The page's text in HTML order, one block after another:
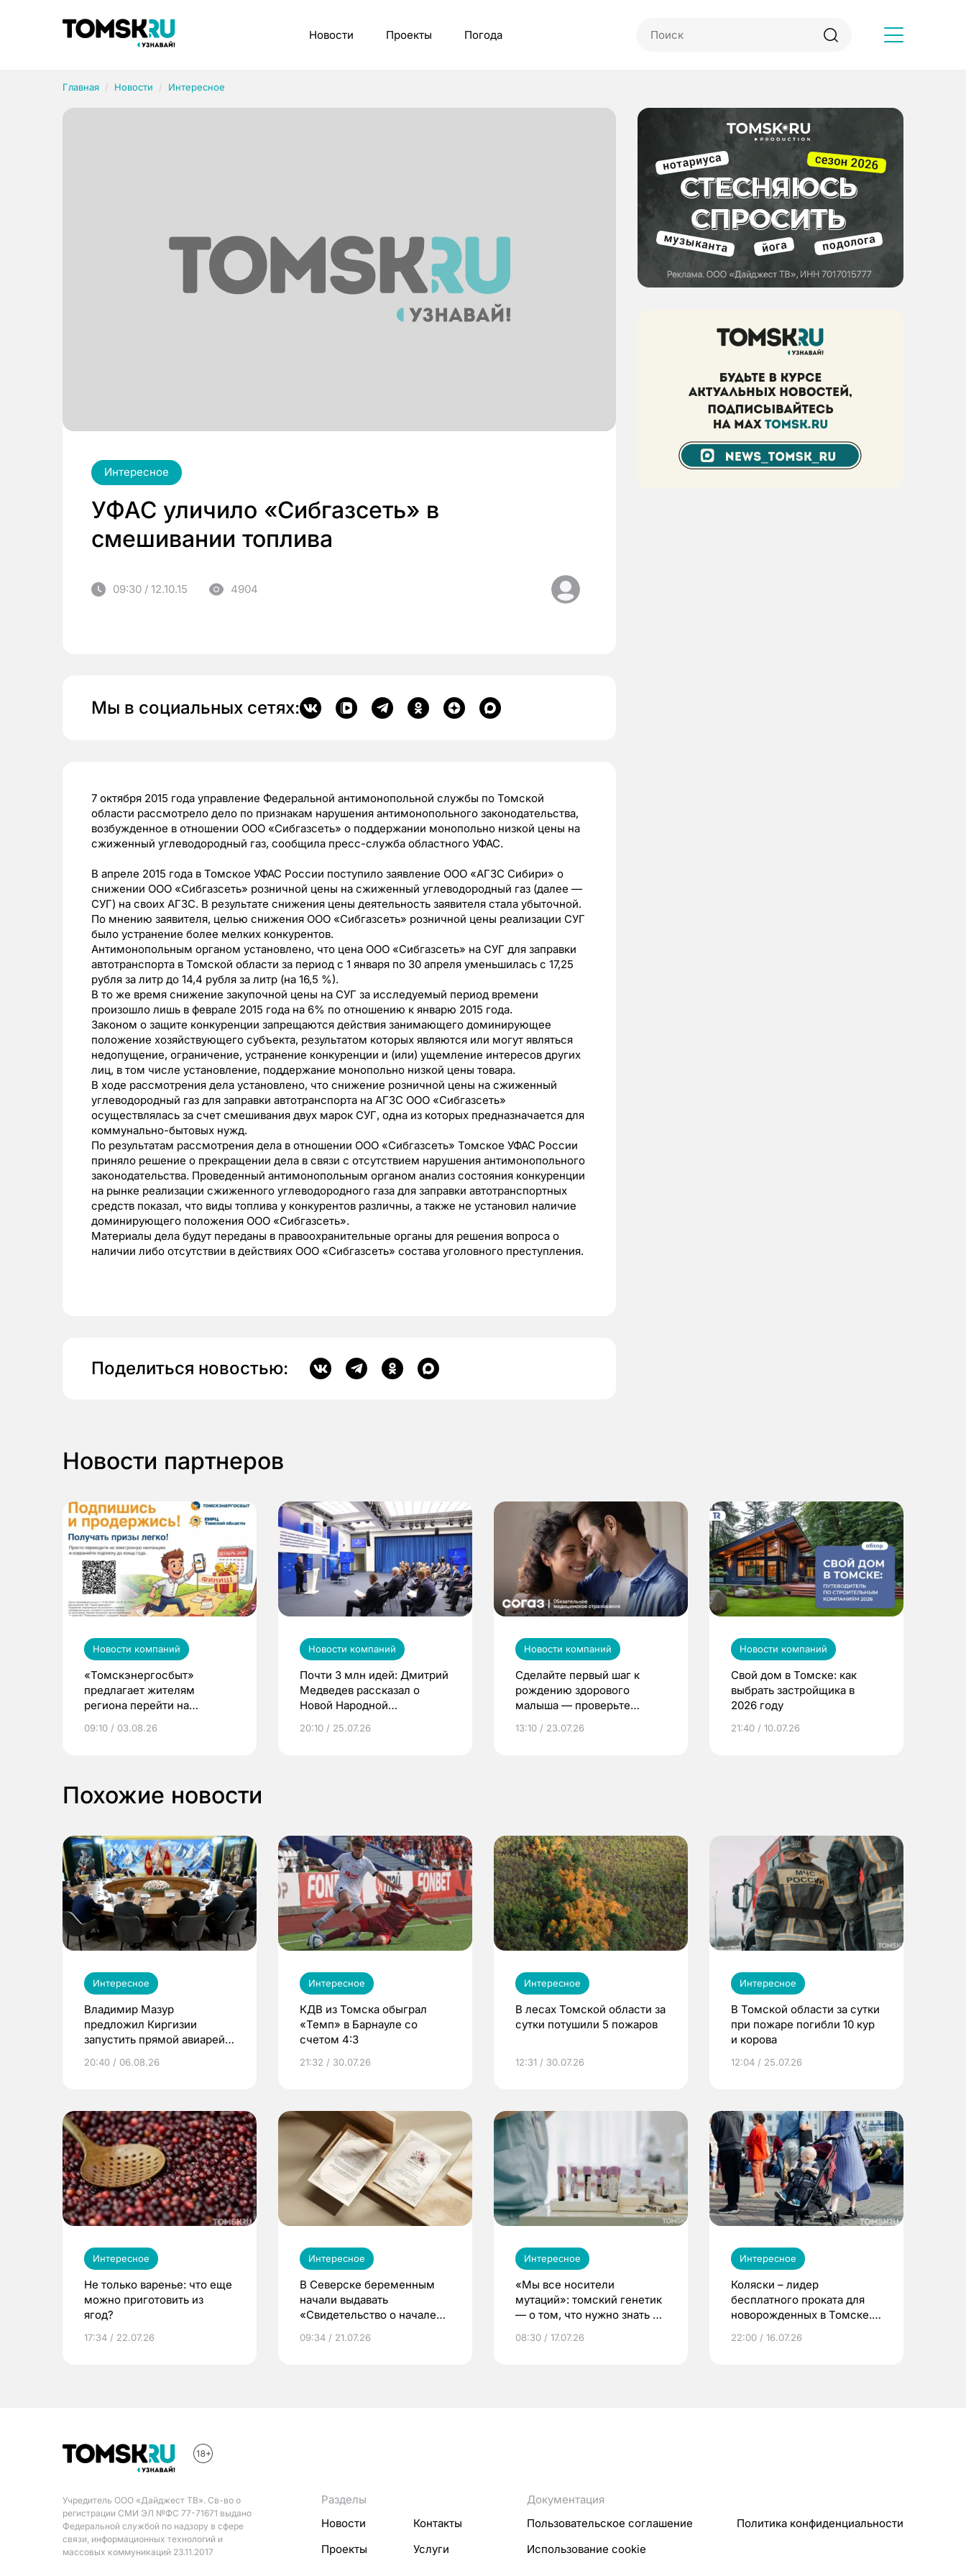
Новости Проекты Погода
Главная Новости Интересное
Интересное
УФАС уличило «Сибгазсеть» в
смешивании топлива
09:30 / 12.10.15 4904
Мы в социальных сетях:
7 октября 2015 года управление Федеральной антимонопольной службы по Томской
области рассмотрело дело по признакам нарушения антимонопольного законодательства,
возбужденное в отношении ООО «Сибгазсеть» о поддержании монопольно низкой цены на
сжиженный углеводородный газ, сообщила пресс-служба областного УФАС.
В апреле 2015 года в Томское УФАС России поступило заявление ООО «АГЗС Сибири» о
снижении ООО «Сибгазсеть» розничной цены на сжиженный углеводородный газ (далее —
СУГ) на своих АГЗС. В результате снижения цены деятельность заявителя стала убыточной.
По мнению заявителя, целью снижения ООО «Сибгазсеть» розничной цены реализации СУГ
было устранение более мелких конкурентов.
Антимонопольным органом установлено, что цена ООО «Сибгазсеть» на СУГ для заправки
автотранспорта в Томской области за период с 1 января по 30 апреля уменьшилась с 17,25
рубля за литр до 14,4 рубля за литр (на 16,5 %).
В то же время снижение закупочной цены на СУГ за исследуемый период времени
произошло лишь в феврале 2015 года на 6% по отношению к январю 2015 года.
Законом о защите конкуренции запрещаются действия занимающего доминирующее
положение хозяйствующего субъекта, результатом которых являются или могут являться
недопущение, ограничение, устранение конкуренции и (или) ущемление интересов других
лиц, в том числе установление, поддержание монопольно низкой цены товара.
В ходе рассмотрения дела установлено, что снижение розничной цены на сжиженный
углеводородный газ для заправки автотранспорта на АГЗС ООО «Сибгазсеть»
осуществлялась за счет смешивания двух марок СУГ, одна из которых предназначается для
коммунально-бытовых нужд.
По результатам рассмотрения дела в отношении ООО «Сибгазсеть» Томское УФАС России
приняло решение о прекращении дела в связи с отсутствием нарушения антимонопольного
законодательства. Проведенный антимонопольным органом анализ состояния конкуренции
на рынке реализации сжиженного углеводородного газа для заправки автотранспортных
средств показал, что виды топлива у конкурентов различны, а также не установил наличие
доминирующего положения ООО «Сибгазсеть».
Материалы дела будут переданы в правоохранительные органы для решения вопроса о
наличии либо отсутствии в действиях ООО «Сибгазсеть» состава уголовного преступления.
Поделиться новостью:
Новости партнеров
Новости компаний
«Томскэнергосбыт»
предлагает жителям
региона перейти на
выиграть призы
09:10 / 03.08.26
Новости компаний
Почти 3 млн идей: Дмитрий
Медведев рассказал о
Новой Народной
20:10 / 25.07.26
Новости компаний
Сделайте первый шаг к
рождению здорового
малыша — проверьте
по ОМС!
13:10 / 23.07.26
Новости компаний
Свой дом в Томске: как
выбрать застройщика в
2026 году
21:40 / 10.07.26
Похожие новости
Интересное
Владимир Мазур
предложил Киргизии
запустить прямой авиарейс
20:40 / 06.08.26
Интересное
КДВ из Томска обыграл
«Темп» в Барнауле со
счетом 4:3
21:32 / 30.07.26
Интересное
В лесах Томской области за
сутки потушили 5 пожаров
12:31 / 30.07.26
Интересное
В Томской области за сутки
при пожаре погибли 10 кур
и корова
12:04 / 25.07.26
Интересное
Не только варенье: что еще
можно приготовить из
ягод?
17:34 / 22.07.26
Интересное
В Северске беременным
начали выдавать
«Свидетельство о начале
09:34 / 21.07.26
Интересное
«Мы все носители
мутаций»: томский генетик
— о том, что нужно знать до
08:30 / 17.07.26
Интересное
Коляски – лидер
бесплатного проката для
новорожденных в Томске.
22:00 / 16.07.26
Учредитель ООО «Дайджест ТВ». Св-во о
регистрации СМИ ЭЛ №ФС 77-71671 выдано
Федеральной службой по надзору в сфере
связи, информационных технологий и
массовых коммуникаций 23.11.2017
Разделы
Новости
Контакты
Проекты
Услуги
Документация
Пользовательское соглашение
Политика конфиденциальности
Использование cookie
Рубрики